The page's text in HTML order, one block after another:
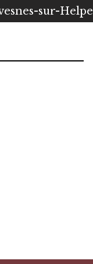
sur-Helpe